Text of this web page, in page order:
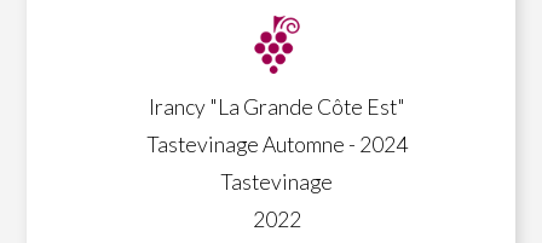
Irancy "La Grande Côte Est"
Tastevinage Automne - 2024
Tastevinage
2022